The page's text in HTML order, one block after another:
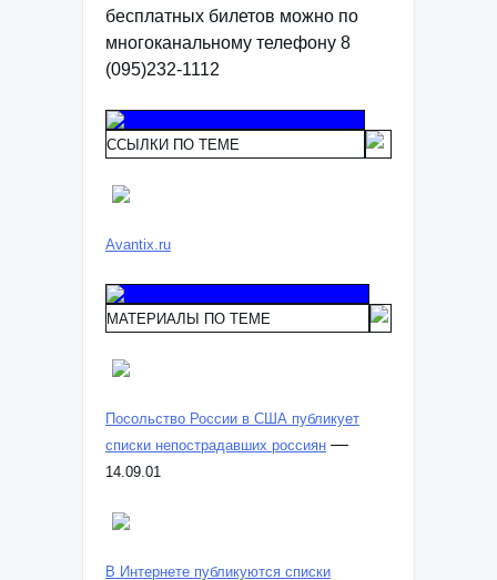
бесплатных билетов можно по
многоканальному телефону 8
(095)232-1112
ССЫЛКИ ПО ТЕМЕ
Avantix.ru
МАТЕРИАЛЫ ПО ТЕМЕ
Посольство России в США публикует
списки непострадавших россиян —
14.09.01
В Интернете публикуются списки